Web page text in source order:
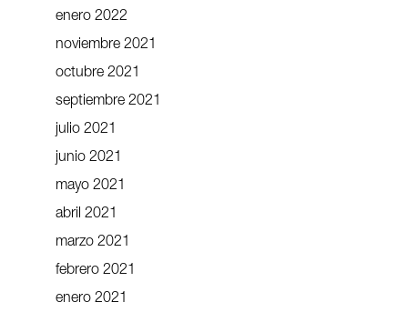
enero 2022
noviembre 2021
octubre 2021
septiembre 2021
julio 2021
junio 2021
mayo 2021
abril 2021
marzo 2021
febrero 2021
enero 2021